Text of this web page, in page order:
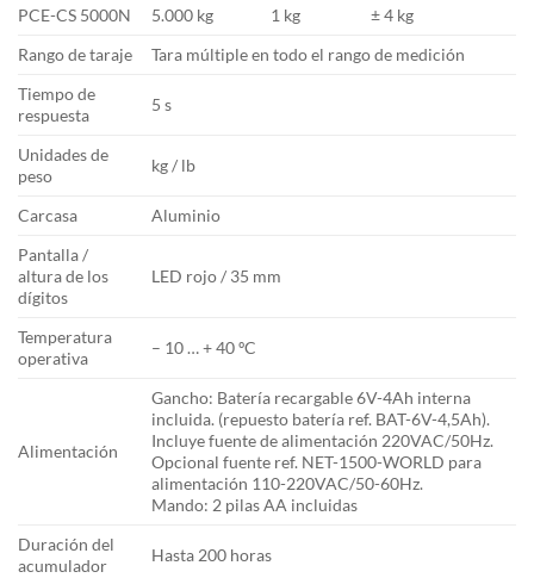
PCE-CS 5000N 5.000 kg 1 kg
± 4 kg
Rango de taraje
Tara múltiple en todo el rango de medición
Tiempo de
respuesta
5 s
Unidades de
peso
kg / lb
Carcasa
Aluminio
Pantalla /
altura de los
dígitos
LED rojo / 35 mm
Temperatura
operativa
– 10 … + 40 ºC
Alimentación
Gancho: Batería recargable 6V-4Ah interna
incluida. (repuesto batería ref. BAT-6V-4,5Ah).
Incluye fuente de alimentación 220VAC/50Hz.
Opcional fuente ref. NET-1500-WORLD para
alimentación 110-220VAC/50-60Hz.
Mando: 2 pilas AA incluidas
Duración del
acumulador
Hasta 200 horas